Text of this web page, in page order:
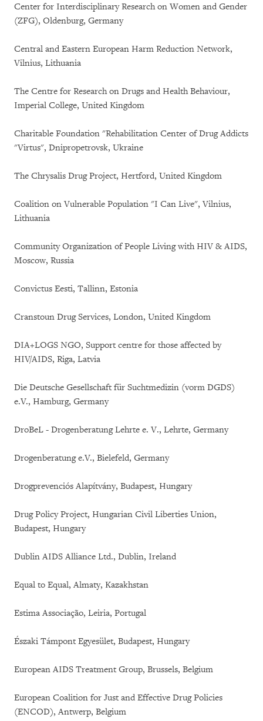
Center for Interdisciplinary Research on Women and Gender
(ZFG), Oldenburg, Germany
Central and Eastern European Harm Reduction Network,
Vilnius, Lithuania
The Centre for Research on Drugs and Health Behaviour,
Imperial College, United Kingdom
Charitable Foundation "Rehabilitation Center of Drug Addicts
"Virtus", Dnipropetrovsk, Ukraine
The Chrysalis Drug Project, Hertford, United Kingdom
Coalition on Vulnerable Population "I Can Live", Vilnius,
Lithuania
Community Organization of People Living with HIV & AIDS,
Moscow, Russia
Convictus Eesti, Tallinn, Estonia
Cranstoun Drug Services, London, United Kingdom
DIA+LOGS NGO, Support centre for those affected by
HIV/AIDS, Riga, Latvia
Die Deutsche Gesellschaft für Suchtmedizin (vorm DGDS)
e.V., Hamburg, Germany
DroBeL - Drogenberatung Lehrte e. V., Lehrte, Germany
Drogenberatung e.V., Bielefeld, Germany
Drogprevenciós Alapítvány, Budapest, Hungary
Drug Policy Project, Hungarian Civil Liberties Union,
Budapest, Hungary
Dublin AIDS Alliance Ltd., Dublin, Ireland
Equal to Equal, Almaty, Kazakhstan
Estima Associação, Leiria, Portugal
Északi Támpont Egyesület, Budapest, Hungary
European AIDS Treatment Group, Brussels, Belgium
European Coalition for Just and Effective Drug Policies
(ENCOD), Antwerp, Belgium